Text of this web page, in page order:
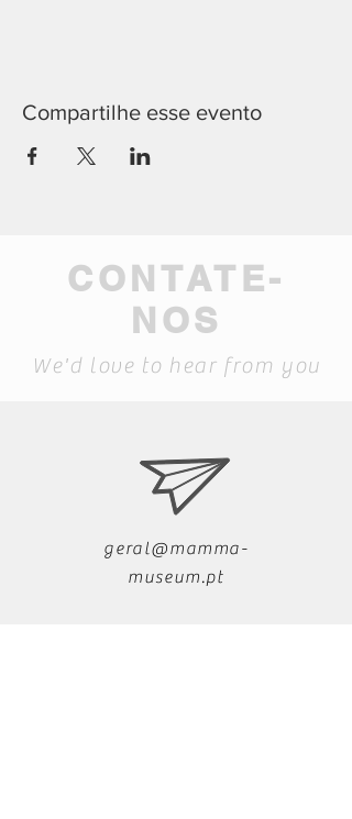
Compartilhe esse evento
CONTATE-
NOS
We'd love to hear from you
geral@mamma-
museum.pt